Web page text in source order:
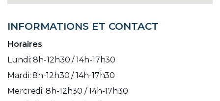
INFORMATIONS ET CONTACT
Horaires
Lundi: 8h-12h30 / 14h-17h30
Mardi: 8h-12h30 / 14h-17h30
Mercredi: 8h-12h30 / 14h-17h30